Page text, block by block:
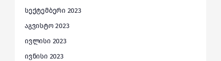
სექტემბერი 2023
აგვისტო 2023
ივლისი 2023
ივნისი 2023